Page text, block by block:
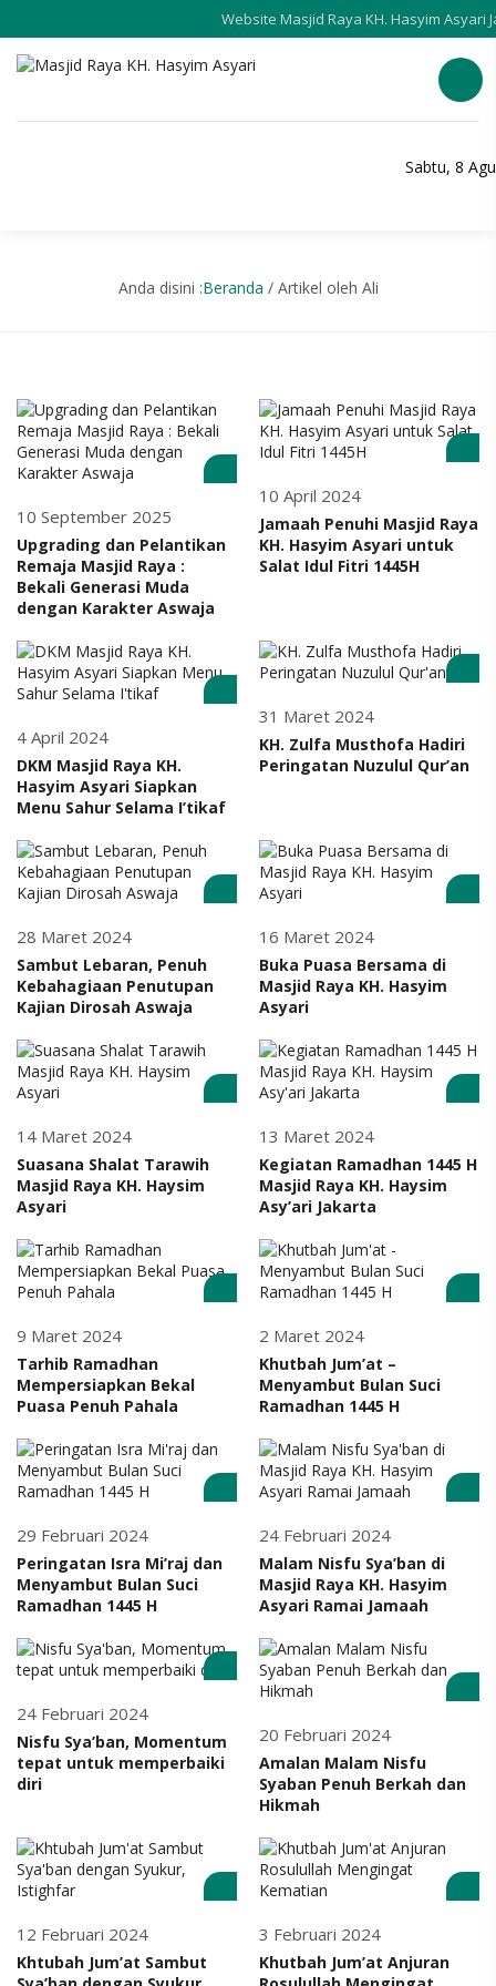
Website Masjid Raya KH. Hasyim Asyari
Sabtu, 8
Anda disini :Beranda / Artikel oleh Ali
10 September 2025
Upgrading dan Pelantikan
Remaja Masjid Raya :
Bekali Generasi Muda
dengan Karakter Aswaja
10 April 2024
Jamaah Penuhi Masjid Raya
KH. Hasyim Asyari untuk
Salat Idul Fitri 1445H
4 April 2024
DKM Masjid Raya KH.
Hasyim Asyari Siapkan
Menu Sahur Selama I’tikaf
31 Maret 2024
KH. Zulfa Musthofa Hadiri
Peringatan Nuzulul Qur’an
28 Maret 2024
Sambut Lebaran, Penuh
Kebahagiaan Penutupan
Kajian Dirosah Aswaja
16 Maret 2024
Buka Puasa Bersama di
Masjid Raya KH. Hasyim
Asyari
14 Maret 2024
Suasana Shalat Tarawih
Masjid Raya KH. Haysim
Asyari
13 Maret 2024
Kegiatan Ramadhan 1445 H
Masjid Raya KH. Haysim
Asy’ari Jakarta
9 Maret 2024
Tarhib Ramadhan
Mempersiapkan Bekal
Puasa Penuh Pahala
2 Maret 2024
Khutbah Jum’at –
Menyambut Bulan Suci
Ramadhan 1445 H
29 Februari 2024
Peringatan Isra Mi’raj dan
Menyambut Bulan Suci
Ramadhan 1445 H
24 Februari 2024
Malam Nisfu Sya’ban di
Masjid Raya KH. Hasyim
Asyari Ramai Jamaah
24 Februari 2024
Nisfu Sya’ban, Momentum
tepat untuk memperbaiki
diri
20 Februari 2024
Amalan Malam Nisfu
Syaban Penuh Berkah dan
Hikmah
12 Februari 2024
Khtubah Jum’at Sambut
3 Februari 2024
Khutbah Jum’at Anjuran